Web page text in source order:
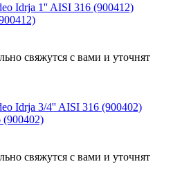
свяжутся с вами и уточнят
(900402)
свяжутся с вами и уточнят